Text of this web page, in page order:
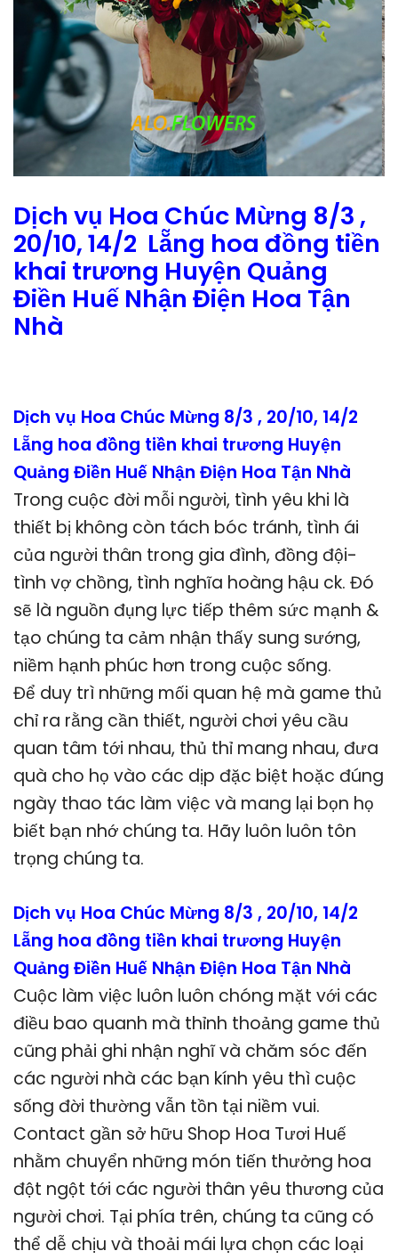
Dịch vụ Hoa Chúc Mừng 8/3 ,
20/10, 14/2 Lẵng hoa đồng tiền
khai trương Huyện Quảng
Điền Huế Nhận Điện Hoa Tận
Nhà
Dịch vụ Hoa Chúc Mừng 8/3 , 20/10, 14/2
Lẵng hoa đồng tiền khai trương Huyện
Quảng Điền Huế Nhận Điện Hoa Tận Nhà
Trong cuộc đời mỗi người, tình yêu khi là
thiết bị không còn tách bóc tránh, tình ái
của người thân trong gia đình, đồng đội-
tình vợ chồng, tình nghĩa hoàng hậu ck. Đó
sẽ là nguồn đụng lực tiếp thêm sức mạnh &
tạo chúng ta cảm nhận thấy sung sướng,
niềm hạnh phúc hơn trong cuộc sống.
Để duy trì những mối quan hệ mà game thủ
chỉ ra rằng cần thiết, người chơi yêu cầu
quan tâm tới nhau, thủ thỉ mang nhau, đưa
quà cho họ vào các dịp đặc biệt hoặc đúng
ngày thao tác làm việc và mang lại bọn họ
biết bạn nhớ chúng ta. Hãy luôn luôn tôn
trọng chúng ta.
Dịch vụ Hoa Chúc Mừng 8/3 , 20/10, 14/2
Lẵng hoa đồng tiền khai trương Huyện
Quảng Điền Huế Nhận Điện Hoa Tận Nhà
Cuộc làm việc luôn luôn chóng mặt với các
điều bao quanh mà thỉnh thoảng game thủ
cũng phải ghi nhận nghĩ và chăm sóc đến
các người nhà các bạn kính yêu thì cuộc
sống đời thường vẫn tồn tại niềm vui.
Contact gần sở hữu Shop Hoa Tươi Huế
nhằm chuyển những món tiến thưởng hoa
đột ngột tới các người thân yêu thương của
người chơi. Tại phía trên, chúng ta cũng có
thể dễ chịu và thoải mái lựa chọn các loại